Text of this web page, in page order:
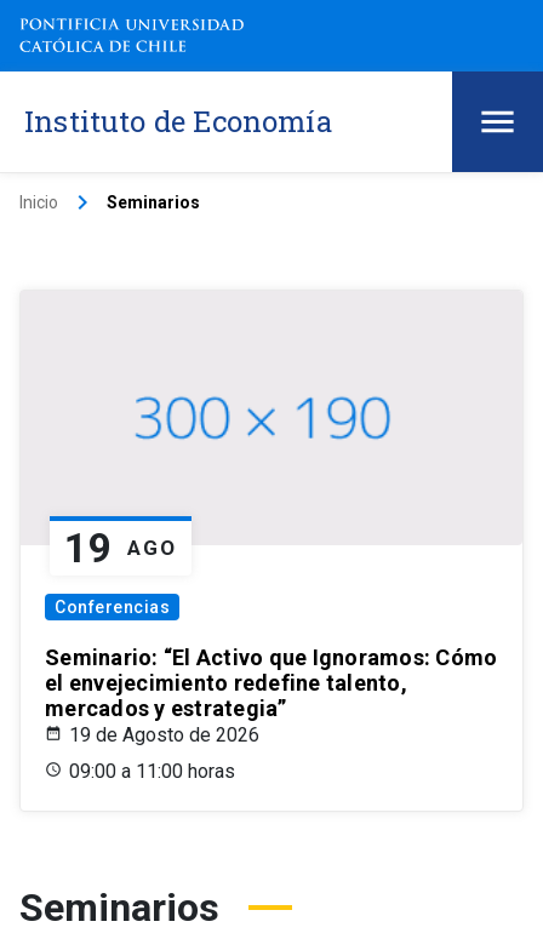
Instituto de Economía
Inicio keyboard_arrow_right Seminarios
19 AGO
Conferencias
Seminario: “El Activo que Ignoramos: Cómo
el envejecimiento redefine talento,
mercados y estrategia”
19 de Agosto de 2026
09:00 a 11:00 horas
Seminarios